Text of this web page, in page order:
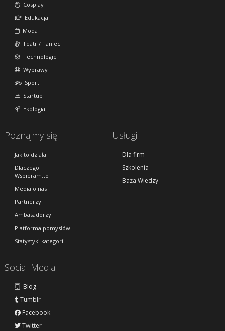
Cosplay
Edukacja
Moda
Teatr / Taniec
Technologie
Wyprawy
Sport
Startup
Ekologia
Poznajmy się
Jak to działa
Dlaczego
Wspieram.to
Media o nas
Partnerzy
Ambasadorzy
Platforma pomysłów
Statystyki kategorii
Usługi
Dla firm
Szkolenia
Baza Wiedzy
Social Media
Blog
Tumblr
Facebook
Twitter